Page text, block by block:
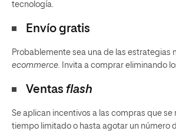
tecnología.
Envío gratis
Probablemente sea una de las estrategias
ecommerce.
Invita a comprar eliminando
Ventas flash
Se aplican incentivos a las compras que se
tiempo limitado o hasta agotar un número